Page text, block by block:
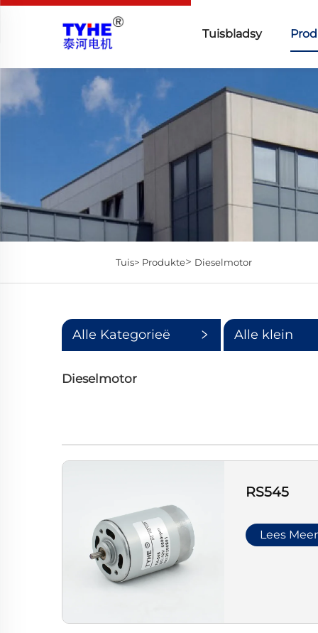
Tuisbladsy
Tuis> Produkte> Dieselmotor
Alle Kategorieë Alle klein
Dieselmotor
RS545
Lees Meer